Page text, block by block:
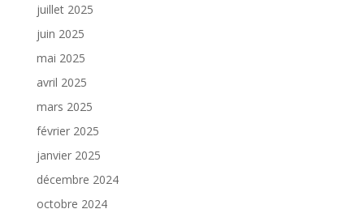
juillet 2025
juin 2025
mai 2025
avril 2025
mars 2025
février 2025
janvier 2025
décembre 2024
octobre 2024